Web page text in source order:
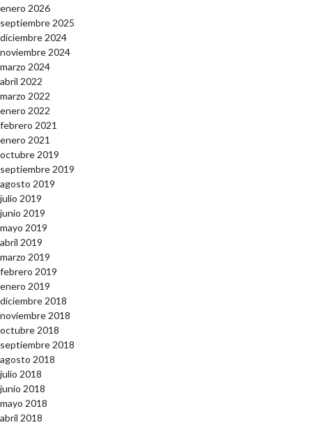
enero 2026
septiembre 2025
diciembre 2024
noviembre 2024
marzo 2024
abril 2022
marzo 2022
enero 2022
febrero 2021
enero 2021
octubre 2019
septiembre 2019
agosto 2019
julio 2019
junio 2019
mayo 2019
abril 2019
marzo 2019
febrero 2019
enero 2019
diciembre 2018
noviembre 2018
octubre 2018
septiembre 2018
agosto 2018
julio 2018
junio 2018
mayo 2018
abril 2018